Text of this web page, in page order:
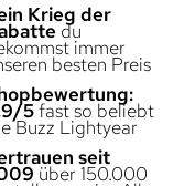
Krieg der
du
immer
besten Preis
5fast so beliebt
Buzz Lightyear
seit
über 150.000